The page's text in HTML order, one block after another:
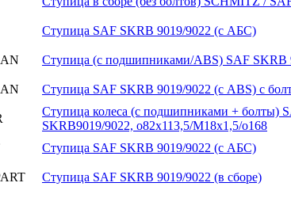
Ступица SAF SKRB 9019/9022 (с АБС)
Ступица (с подшипниками/ABS) SAF SKRB
Ступица SAF SKRB 9019/9022 (с ABS) с
Ступица колеса (с подшипниками + болты)
SKRB9019/9022, o82x113,5/M18x1,5/o168
Ступица SAF SKRB 9019/9022 (с АБС)
Ступица SAF SKRB 9019/9022 (в сборе)